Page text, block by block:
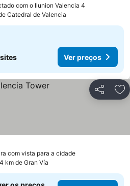
com o Ilunion Valencia 4
Catedral de Valencia
Ver preços
Partilhar
com vista para a cidade
km de Gran Vía